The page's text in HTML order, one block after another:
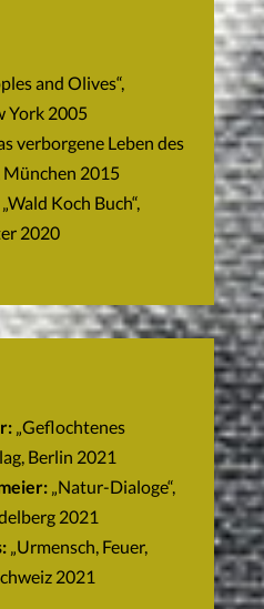
and Olives“,
York 2005
verborgene Leben des
München 2015
Koch Buch“,
2020
„Geflochtenes
Berlin 2021
„Natur-Dialoge“,
2021
„Urmensch, Feuer,
2021